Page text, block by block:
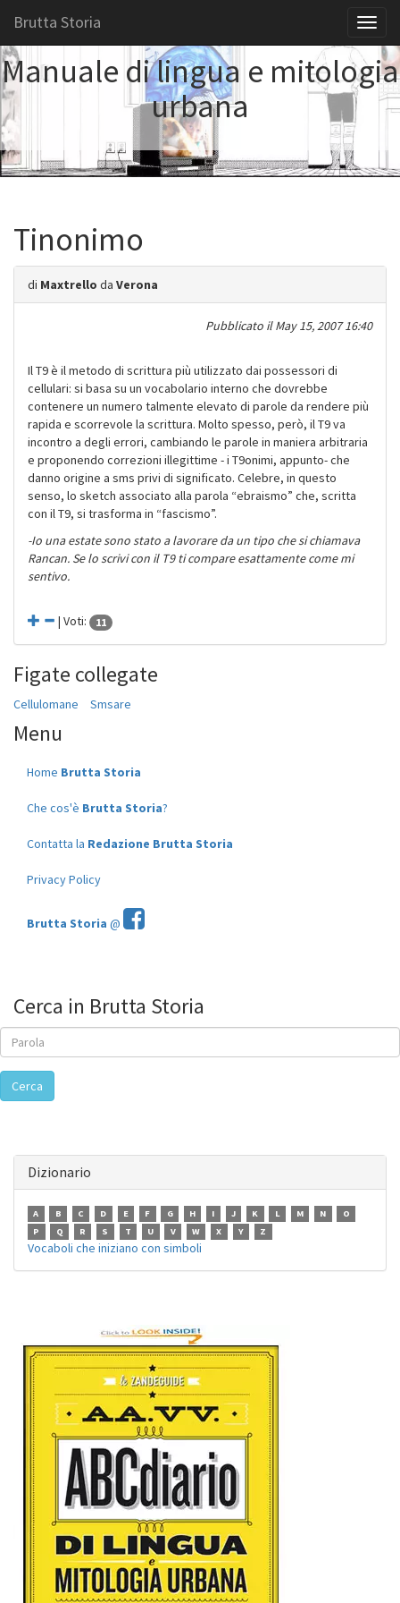
Brutta Storia
Manuale di lingua e mitologia
urbana
Tinonimo
di Maxtrello da Verona
Pubblicato ilMay 15, 2007 16:40
Il T9 è il metodo di scrittura più utilizzato dai possessori di
cellulari: si basa su un vocabolario interno che dovrebbe
contenere un numero talmente elevato di parole da rendere più
rapida e scorrevole la scrittura. Molto spesso, però, il T9 va
incontro a degli errori, cambiando le parole in maniera arbitraria
e proponendo correzioni illegittime - i T9onimi, appunto- che
danno origine a sms privi di significato. Celebre, in questo
senso, lo sketch associato alla parola “ebraismo” che, scritta
con il T9, si trasforma in “fascismo”.
-Io una estate sono stato a lavorare da un tipo che si chiamava
Rancan. Se lo scrivi con il T9 ti compare esattamente come mi
sentivo.
| Voti: 11
Figate collegate
Cellulomane Smsare
Menu
Home Brutta Storia
Che cos'è Brutta Storia?
Contatta la Redazione Brutta Storia
Privacy Policy
Brutta Storia @
Cerca in Brutta Storia
Cerca
Dizionario
A B C D E F G H I J K L M N
O
P
Q R S T U V W X Y Z
Vocaboli che iniziano con simboli